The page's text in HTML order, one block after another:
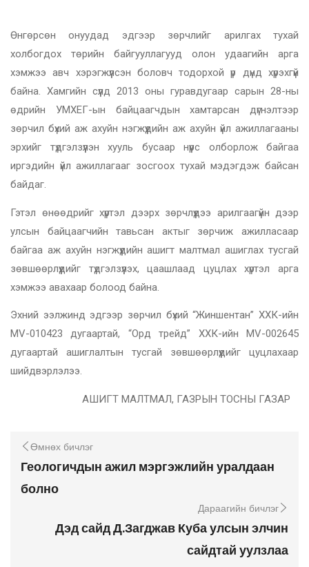
Өнгөрсөн онуудад эдгээр зөрчлийг арилгах тухай
холбогдох төрийн байгууллагууд олон удаагийн арга
хэмжээ авч хэрэгжүүлсэн боловч тодорхой үр дүнд хүрэхгүй
байна. Хамгийн сүүлд 2013 оны гуравдугаар сарын 28-ны
өдрийн УМХЕГ-ын байцаагчдын хамтарсан дүгнэлтээр
зөрчил бүхий аж ахуйн нэгжүүдийн аж ахуйн үйл ажиллагааны
эрхийг түдгэлзүүлэн хууль бусаар нүүрс олборлож байгаа
иргэдийн үйл ажиллагааг зосгоох тухай мэдэгдэж байсан
байдаг.
Гэтэл өнөөдрийг хүртэл дээрх зөрчлүүдээ арилгаагүйн дээр
улсын байцаагчийн тавьсан актыг зөрчиж ажилласаар
байгаа аж ахуйн нэгжүүдийн ашигт малтмал ашиглах тусгай
зөвшөөрлүүдийг түдгэлзүүлэх, цаашлаад цуцлах хүртэл арга
хэмжээ авахаар болоод байна.
Эхний ээлжинд эдгээр зөрчил бүхий “Жиншентан” ХХК-ийн
MV-010423 дугаартай, “Орд трейд” ХХК-ийн MV-002645
дугаартай ашиглалтын тусгай зөвшөөрлүүдийг цуцлахаар
шийдвэрлэлээ.
АШИГТ МАЛТМАЛ, ГАЗРЫН ТОСНЫ ГАЗАР
Өмнөх бичлэг
Геологичдын ажил мэргэжлийн уралдаан
болно
Дараагийн бичлэг
Дэд сайд Д.Загджав Куба улсын элчин
сайдтай уулзлаа